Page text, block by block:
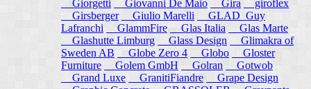
Giorgetti
Giovanni De Maio Gira
giroflex
Girsberger
Giulio Marelli
GLAD_Guy
Lafranchi
GlammFire Glas Italia
Glas Marte
Glashutte Limburg
Glass Design
Glimakra of
Sweden AB
Globe Zero 4 Globo
Gloster
Furniture
Golem GmbH Golran
Gotwob
Grand Luxe
GranitiFiandre
Grape Design